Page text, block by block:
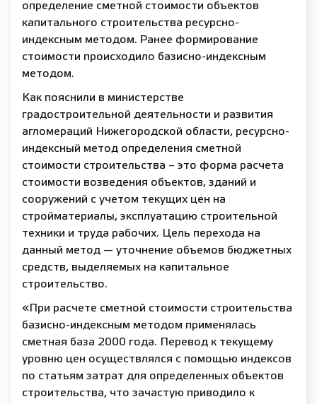
определение сметной стоимости объектов
капитального строительства ресурсно-
индексным методом. Ранее формирование
стоимости происходило базисно-индексным
методом.
Как пояснили в министерстве
градостроительной деятельности и развития
агломераций Нижегородской области, ресурсно-
индексный метод определения сметной
стоимости строительства – это форма расчета
стоимости возведения объектов, зданий и
сооружений с учетом текущих цен на
стройматериалы, эксплуатацию строительной
техники и труда рабочих. Цель перехода на
данный метод — уточнение объемов бюджетных
средств, выделяемых на капитальное
строительство.
«При расчете сметной стоимости строительства
базисно-индексным методом применялась
сметная база 2000 года. Перевод к текущему
уровню цен осуществлялся с помощью индексов
по статьям затрат для определенных объектов
строительства, что зачастую приводило к